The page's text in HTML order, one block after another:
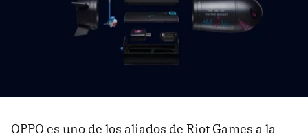
OPPO es uno de los aliados de Riot Games a la